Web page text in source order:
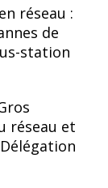
réseau :
de
station
réseau et